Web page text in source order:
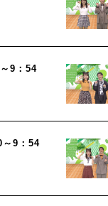
9：54
～9：54